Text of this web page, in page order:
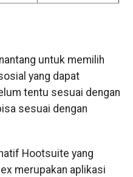
untuk memilih
yang dapat
tentu sesuai dengan
sesuai dengan
Hootsuite yang
merupakan aplikasi